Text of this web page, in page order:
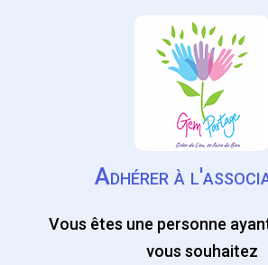
Adhérer à
Vous êtes une personne
vous souhaitez